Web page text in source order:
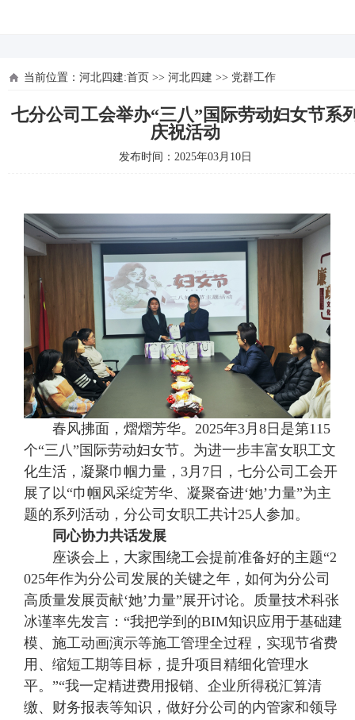
当前位置： 河北四建:首页 >> 河北四建 >> 党群工作
七分公司工会举办“三八”国际劳动妇女节系
庆祝活动
发布时间：2025年03月10日
春风拂面，熠熠芳华。2025年3月8日是第115
个“三八”国际劳动妇女节。为进一步丰富女职工文
化生活，凝聚巾帼力量，3月7日，七分公司工会开
展了以“巾帼风采绽芳华、凝聚奋进‘她’力量”为主
题的系列活动，分公司女职工共计25人参加。
同心协力共话发展
座谈会上，大家围绕工会提前准备好的主题“2
025年作为分公司发展的关键之年，如何为分公司
高质量发展贡献‘她’力量”展开讨论。质量技术科张
冰谨率先发言：“我把学到的BIM知识应用于基础建
模、施工动画演示等施工管理全过程，实现节省费
用、缩短工期等目标，提升项目精细化管理水
平。”“我一定精进费用报销、企业所得税汇算清
缴、财务报表等知识，做好分公司的内管家和领导